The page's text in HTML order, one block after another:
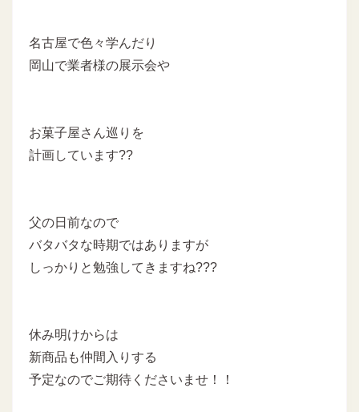
名古屋で色々学んだり
岡山で業者様の展示会や
お菓子屋さん巡りを
計画しています??
父の日前なので
バタバタな時期ではありますが
しっかりと勉強してきますね???
休み明けからは
新商品も仲間入りする
予定なのでご期待くださいませ！！